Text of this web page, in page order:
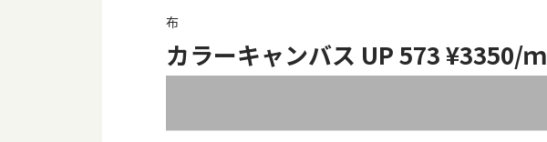
布
カラーキャンバス UP 573 ¥3350/ｍ